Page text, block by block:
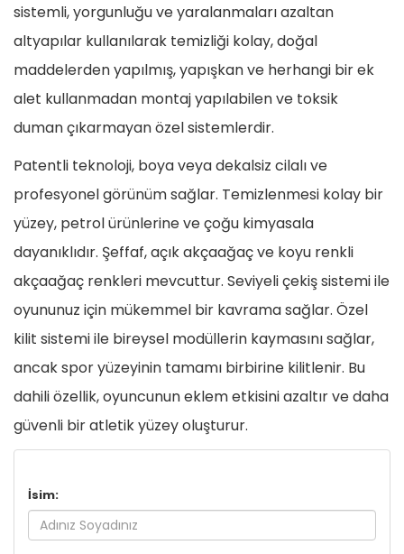
sistemli, yorgunluğu ve yaralanmaları azaltan
altyapılar kullanılarak temizliği kolay, doğal
maddelerden yapılmış, yapışkan ve herhangi bir ek
alet kullanmadan montaj yapılabilen ve toksik
duman çıkarmayan özel sistemlerdir.
Patentli teknoloji, boya veya dekalsiz cilalı ve
profesyonel görünüm sağlar. Temizlenmesi kolay bir
yüzey, petrol ürünlerine ve çoğu kimyasala
dayanıklıdır. Şeffaf, açık akçaağaç ve koyu renkli
akçaağaç renkleri mevcuttur. Seviyeli çekiş sistemi ile
oyununuz için mükemmel bir kavrama sağlar. Özel
kilit sistemi ile bireysel modüllerin kaymasını sağlar,
ancak spor yüzeyinin tamamı birbirine kilitlenir. Bu
dahili özellik, oyuncunun eklem etkisini azaltır ve daha
güvenli bir atletik yüzey oluşturur.
İsim: